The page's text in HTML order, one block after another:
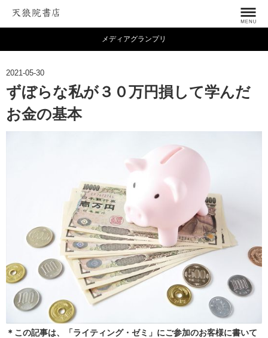
メディアグランプリ
2021-05-30
ずぼらな私が３０万円損して学んだ
お金の基本
＊この記事は、「ライティング・ゼミ」にご参加のお客様に書いて